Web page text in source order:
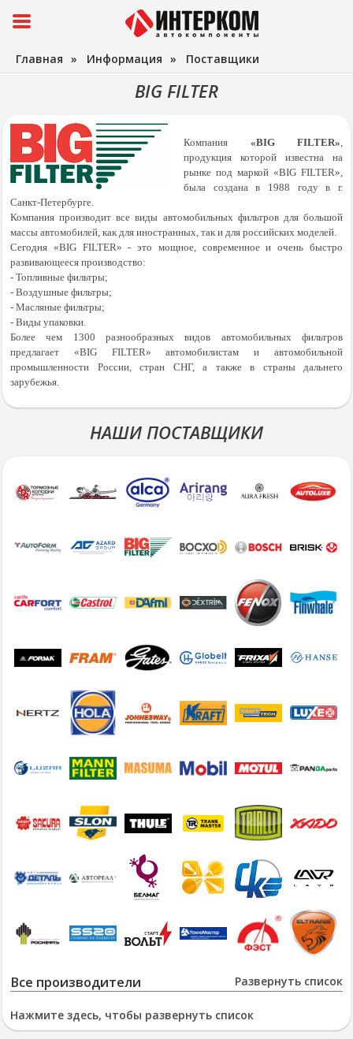
Главная » Информация » Поставщики
BIG FILTER
Компания «BIG FILTER»,
продукция которой известна на
рынке под маркой «BIG FILTER»,
была создана в 1988 году в г.
Санкт-Петербурге.
Компания производит все виды автомобильных фильтров для большой
массы автомобилей, как для иностранных, так и для российских моделей.
Сегодня «BIG FILTER» - это мощное, современное и очень быстро
развивающееся производство:
- Топливные фильтры;
- Воздушные фильтры;
- Масляные фильтры;
- Виды упаковки.
Более чем 1300 разнообразных видов автомобильных фильтров
предлагает «BIG FILTER» автомобилистам и автомобильной
промышленности России, стран СНГ, а также в страны дальнего
зарубежья.
НАШИ ПОСТАВЩИКИ
Развернуть список
Все производители
Нажмите здесь, чтобы развернуть список